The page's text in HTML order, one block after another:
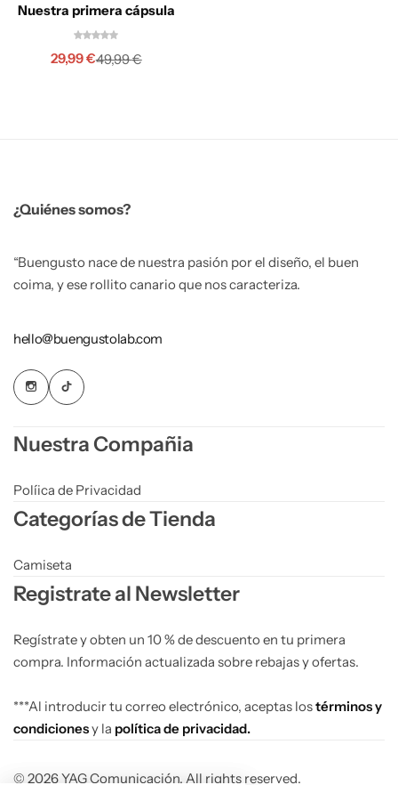
Nuestra primera cápsula
49,99€
29,99€
¿Quiénes somos?
“Buengusto nace de nuestra pasión por el diseño, el buen
coima, y ese rollito canario que nos caracteriza.
hello@buengustolab.com
Nuestra Compañia
Políica de Privacidad
Categorías de Tienda
Camiseta
Registrate al Newsletter
Regístrate y obten un 10 % de descuento en tu primera
compra. Información actualizada sobre rebajas y ofertas.
***Al introducir tu correo electrónico, aceptas lostérminos y
condicionesy la política de privacidad.
© 2026 YAG Comunicación. All rights reserved.